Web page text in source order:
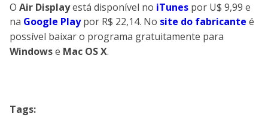
O Air Displayestá disponível no iTunes por U$ 9,99 e
na Google Playpor R$ 22,14. No site do fabricante é
possível baixar o programa gratuitamente para
Windowse Mac OS X.
Tags: